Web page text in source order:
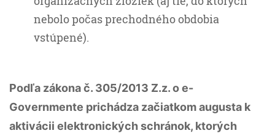
nebolo počas prechodného obdobia
vstúpené).
Podľa zákona č. 305/2013 Z.z. o e-
Governmente prichádza začiatkom augusta k
aktivácii elektronických schránok, ktorých